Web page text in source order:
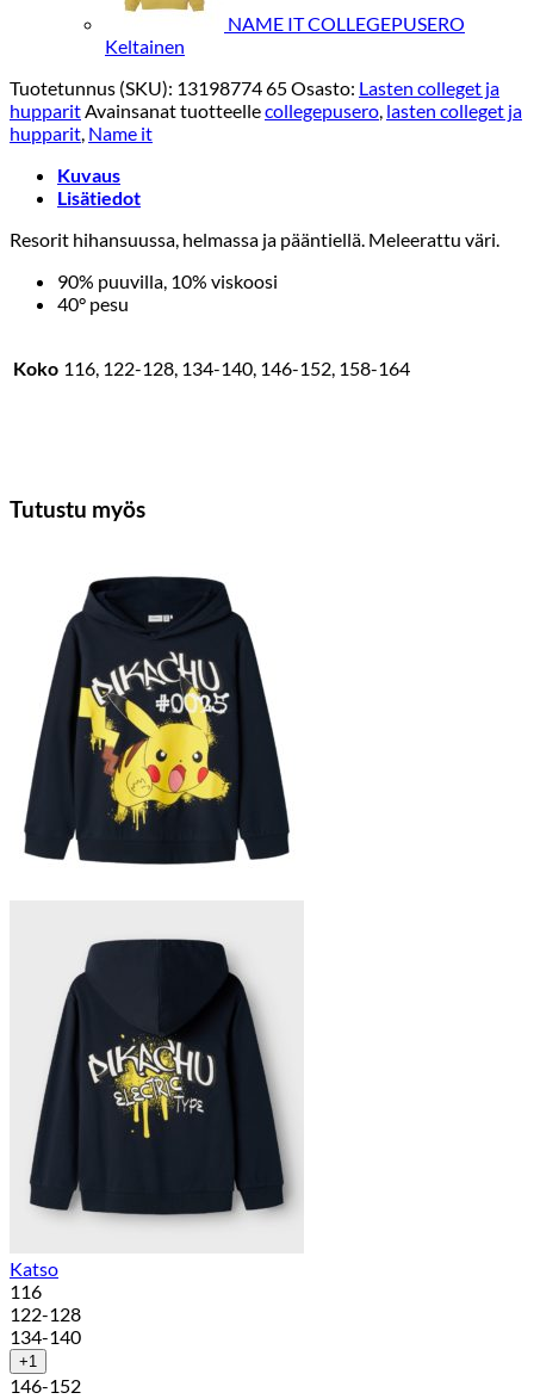
NAME IT COLLEGEPUSERO
Keltainen
Tuotetunnus (SKU): 13198774 65Osasto: Lasten colleget ja
hupparitAvainsanat tuotteellecollegepusero, lasten colleget ja
hupparit, Name it
Kuvaus
Lisätiedot
Resorit hihansuussa, helmassa ja pääntiellä. Meleerattu väri.
90% puuvilla, 10% viskoosi
40° pesu
Koko 116, 122-128, 134-140, 146-152, 158-164
Tutustu myös
Katso
116
122-128
134-140
+1
146-152